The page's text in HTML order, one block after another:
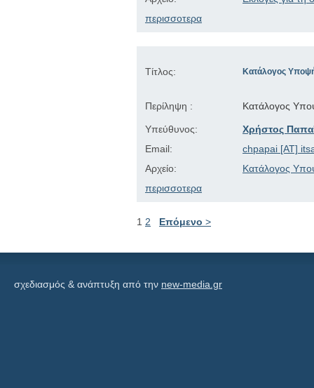
περισσοτερα
Τίτλος: Κατάλογος
Περίληψη : Κατάλογος
Υπεύθυνος:
Χρήστος
Email:
chpapai [AT]
Αρχείο:
Κατάλογος
περισσοτερα
1 2 Επόμενο >
σχεδιασμός & ανάπτυξη από την new-media.gr